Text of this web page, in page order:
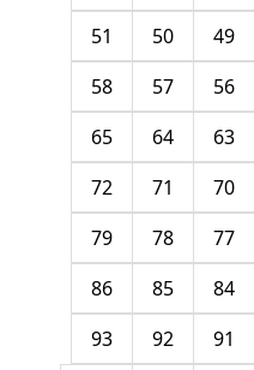
49
50
51
56
57
58
63
64
65
70
71
72
77
78
79
84
85
86
91
92
93